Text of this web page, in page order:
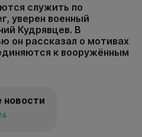
служить по
уверен военный
Кудрявцев. В
он рассказал о мотивах
к вооружённым
новости